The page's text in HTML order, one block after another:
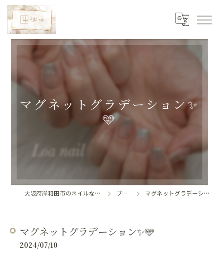
マグネットグラデーション✨
🩵
大阪府岸和田市のネイルならLoa nail ブログ マグネットグラデーション✨🩵
マグネットグラデーション✨🩵
2024/07/10